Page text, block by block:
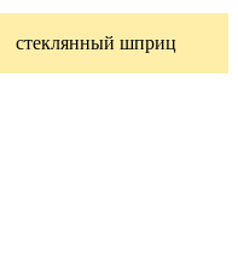
стеклянный шприц